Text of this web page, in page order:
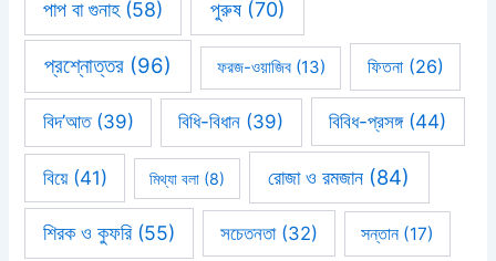
পাপ বা গুনাহ(58) পুরুষ(70)
প্রশ্নোত্তর (96) ফরজ-ওয়াজিব(13) ফিতনা(26)
বিদ’আত(39) বিধি-বিধান (39) বিবিধ-প্রসঙ্গ(44)
বিয়ে(41) মিথ্যা বলা(8) রোজা ও রমজান (84)
শিরক ও কুফরি(55) সচেতনতা(32) সন্তান(17)